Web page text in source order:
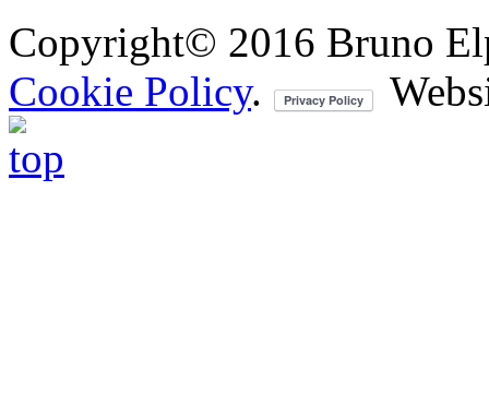
Copyright© 2016 Bruno
Cookie Policy.